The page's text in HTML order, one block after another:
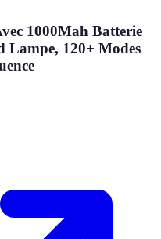
1000Mah Batterie
120+ Modes